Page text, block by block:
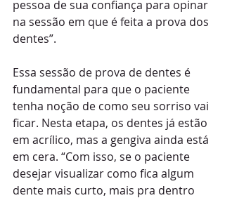
pessoa de sua confiança para opinar
na sessão em que é feita a prova dos
dentes”.
Essa sessão de prova de dentes é
fundamental para que o paciente
tenha noção de como seu sorriso vai
ficar. Nesta etapa, os dentes já estão
em acrílico, mas a gengiva ainda está
em cera. “Com isso, se o paciente
desejar visualizar como fica algum
dente mais curto, mais pra dentro